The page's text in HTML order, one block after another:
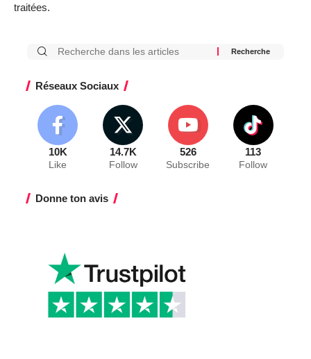
traitées.
Réseaux Sociaux
10K
Like
14.7K
Follow
526
Subscribe
113
Follow
Donne ton avis